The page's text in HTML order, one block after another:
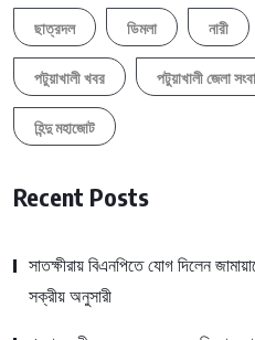
ছাত্রদল ডিমলা নারী
পটুয়াখালী খবর পটুয়াখালী জেলা
হিন্দু মহাজোট
Recent Posts
সাতক্ষীরায় বিএনপিতে যোগ দিলেন
সক্রীয় অনুসারী